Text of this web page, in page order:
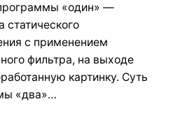
«один» —
статического
с применением
фильтра, на выходе
картинку. Суть
«два»…